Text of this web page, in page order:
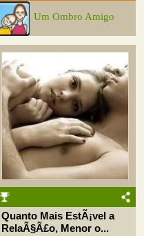
Um Ombro Amigo
Quanto Mais EstÃ¡vel a
RelaÃ§Ã£o, Menor o...